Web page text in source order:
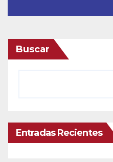
Buscar
Entradas Recientes